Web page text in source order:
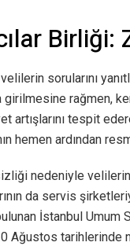
sorularını
girilmesine rağmen,
artışlarını tespit
hemen ardından
nedeniyle
da servis
İstanbul Umum
Ağustos tarihlerinde